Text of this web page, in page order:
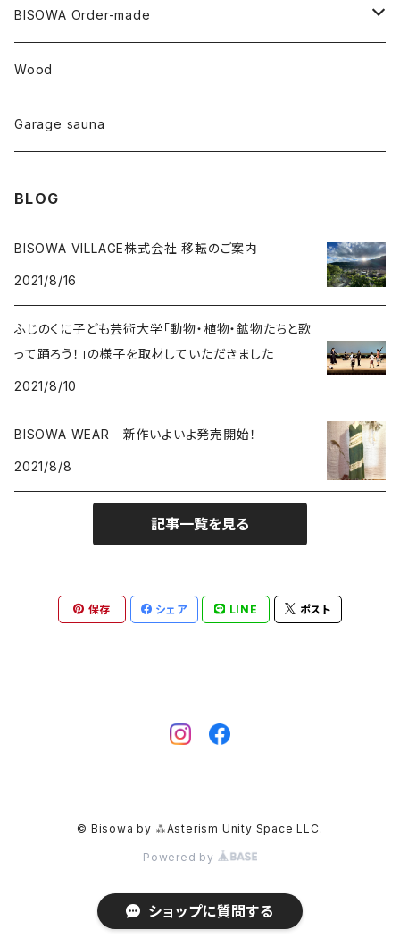
クォーツインクォーツ
ムーンストーン
ルチルクォーツ
ハーキマーダイアモンド
スモーキークォーツ
ガーデンクォーツ
パイライト
Tomoko Uemura Art 麻炭陶器
YUGEN GLASS
others
foods
能作
オーガニックフリース
碧-AOI-の松葉天然酵母パン
Uwajima Japan
BISOWA Order-made
∞Seiko Usami∞
Wood
Garage sauna
BLOG
BISOWA VILLAGE株式会社 移転のご案内
2021/8/16
ふじのくに子ども芸術大学「動物・植物・鉱物たちと歌
って踊ろう！」の様子を取材していただきました
2021/8/10
BISOWA WEAR 新作いよいよ発売開始！
2021/8/8
記事一覧を見る
保存 シェア LINE ポスト
© Bisowa by ⁂Asterism Unity Space LLC.
Powered by
ショップに質問する